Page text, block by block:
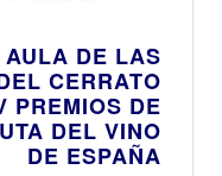
DE LAS
CERRATO
PREMIOS DE
DEL VINO
DE ESPAÑA